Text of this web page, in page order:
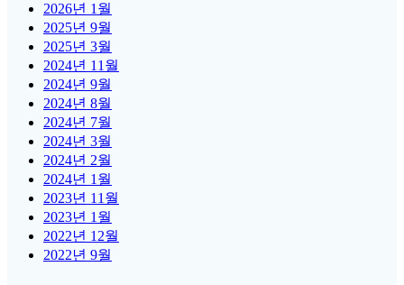
2026년 1월
2025년 9월
2025년 3월
2024년 11월
2024년 9월
2024년 8월
2024년 7월
2024년 3월
2024년 2월
2024년 1월
2023년 11월
2023년 1월
2022년 12월
2022년 9월